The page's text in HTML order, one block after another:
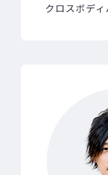
クロスボデ